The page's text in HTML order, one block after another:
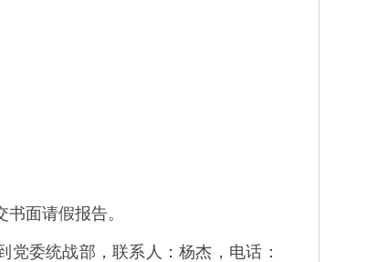
面请假报告。
党委统战部，联系人：杨杰，电话：